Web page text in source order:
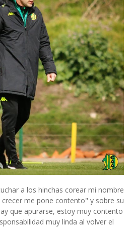
a los hinchas corear mi nombre
me pone contento" y sobre su
que apurarse, estoy muy contento
muy linda al volver el